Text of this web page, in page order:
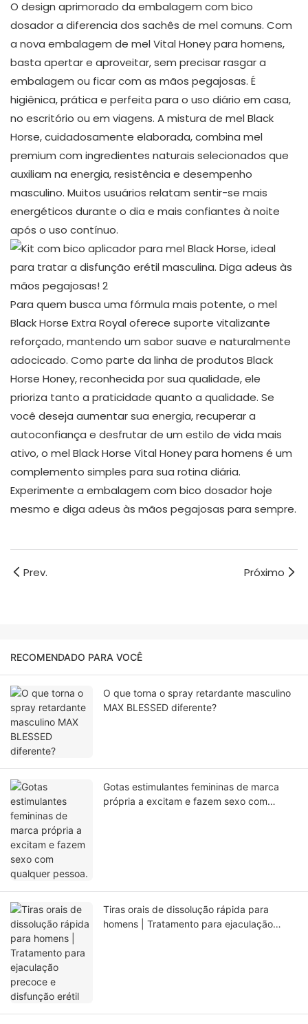
O design aprimorado da embalagem com bico
dosador a diferencia dos sachês de mel comuns. Com
a nova embalagem de mel Vital Honey para homens,
basta apertar e aproveitar, sem precisar rasgar a
embalagem ou ficar com as mãos pegajosas. É
higiênica, prática e perfeita para o uso diário em casa,
no escritório ou em viagens. A mistura de mel Black
Horse, cuidadosamente elaborada, combina mel
premium com ingredientes naturais selecionados que
auxiliam na energia, resistência e desempenho
masculino. Muitos usuários relatam sentir-se mais
energéticos durante o dia e mais confiantes à noite
após o uso contínuo.
Para quem busca uma fórmula mais potente, o mel
Black Horse Extra Royal oferece suporte vitalizante
reforçado, mantendo um sabor suave e naturalmente
adocicado. Como parte da linha de produtos Black
Horse Honey, reconhecida por sua qualidade, ele
prioriza tanto a praticidade quanto a qualidade. Se
você deseja aumentar sua energia, recuperar a
autoconfiança e desfrutar de um estilo de vida mais
ativo, o mel Black Horse Vital Honey para homens é um
complemento simples para sua rotina diária.
Experimente a embalagem com bico dosador hoje
mesmo e diga adeus às mãos pegajosas para sempre.
Prev. Próximo
RECOMENDADO PARA VOCÊ
O que torna o spray retardante masculino
MAX BLESSED diferente?
Gotas estimulantes femininas de marca
própria a excitam e fazem sexo com
Tiras orais de dissolução rápida para
homens | Tratamento para ejaculação